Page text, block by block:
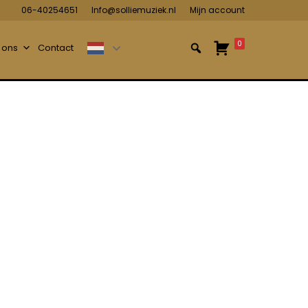
06-40254651 Info@solliemuziek.nl Mijn account
Contact 0